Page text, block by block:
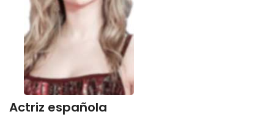
Actriz española